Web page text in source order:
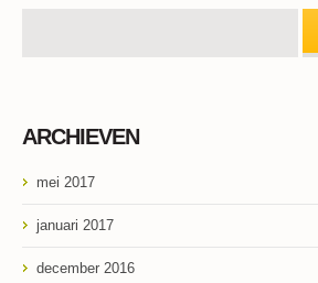
ARCHIEVEN
mei 2017
januari 2017
december 2016